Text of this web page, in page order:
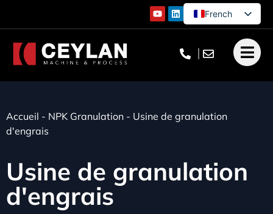
French
German
Accueil - NPK Granulation - Usine de granulation
d'engrais
Usine de granulation
d'engrais